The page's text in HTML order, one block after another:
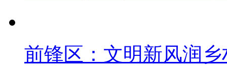
前锋区：文明新风润